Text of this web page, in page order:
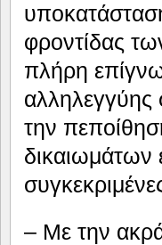
φροντίδας
πλήρη
αλληλεγγύης
την
δικαιωμάτων
– Με την